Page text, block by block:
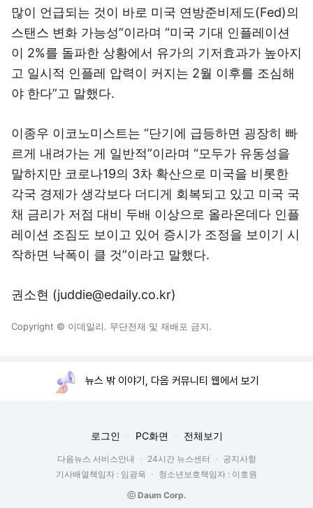
많이 언급되는 것이 바로 미국 연방준비제도(Fed)의
스탠스 변화 가능성”이라며 “미국 기대 인플레이션
이 2%를 돌파한 상황에서 유가의 기저효과가 높아지
고 일시적 인플레 압력이 커지는 2월 이후를 조심해
야 한다”고 말했다.
이종우 이코노미스트는 “단기에 급등하면 굉장히 빠
르게 내려가는 게 일반적”이라며 “모두가 유동성을
말하지만 코로나19의 3차 확산으로 미국을 비롯한
각국 경제가 생각보다 더디게 회복되고 있고 미국 국
채 금리가 저점 대비 두배 이상으로 올라온데다 인플
레이션 조짐도 보이고 있어 증시가 조정을 보이기 시
작하면 낙폭이 클 것”이라고 말했다.
권소현 (juddie@edaily.co.kr)
Copyright © 이데일리. 무단전재 및 재배포 금지.
뉴스 밖 이야기, 다음 커뮤니티 웹에서 보기
로그인 PC화면 전체보기
다음뉴스 서비스안내 24시간 뉴스센터
공지사항
기사배열책임자 : 임광욱
청소년보호책임자 : 이호원
ⓒ Daum Corp.